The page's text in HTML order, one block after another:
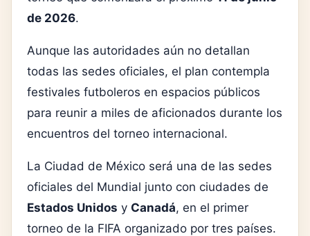
de 2026.
Aunque las autoridades aún no detallan
todas las sedes oficiales, el plan contempla
festivales futboleros en espacios públicos
para reunir a miles de aficionados durante los
encuentros del torneo internacional.
La Ciudad de México será una de las sedes
oficiales del Mundial junto con ciudades de
Estados Unidos y Canadá, en el primer
torneo de la FIFA organizado por tres países.